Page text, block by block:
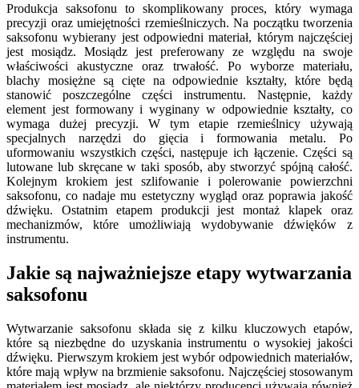
Produkcja saksofonu to skomplikowany proces, który wymaga
precyzji oraz umiejętności rzemieślniczych. Na początku tworzenia
saksofonu wybierany jest odpowiedni materiał, którym najczęściej
jest mosiądz. Mosiądz jest preferowany ze względu na swoje
właściwości akustyczne oraz trwałość. Po wyborze materiału,
blachy mosiężne są cięte na odpowiednie kształty, które będą
stanowić poszczególne części instrumentu. Następnie, każdy
element jest formowany i wyginany w odpowiednie kształty, co
wymaga dużej precyzji. W tym etapie rzemieślnicy używają
specjalnych narzędzi do gięcia i formowania metalu. Po
uformowaniu wszystkich części, następuje ich łączenie. Części są
lutowane lub skręcane w taki sposób, aby stworzyć spójną całość.
Kolejnym krokiem jest szlifowanie i polerowanie powierzchni
saksofonu, co nadaje mu estetyczny wygląd oraz poprawia jakość
dźwięku. Ostatnim etapem produkcji jest montaż klapek oraz
mechanizmów, które umożliwiają wydobywanie dźwięków z
instrumentu.
Jakie są najważniejsze etapy wytwarzania
saksofonu
Wytwarzanie saksofonu składa się z kilku kluczowych etapów,
które są niezbędne do uzyskania instrumentu o wysokiej jakości
dźwięku. Pierwszym krokiem jest wybór odpowiednich materiałów,
które mają wpływ na brzmienie saksofonu. Najczęściej stosowanym